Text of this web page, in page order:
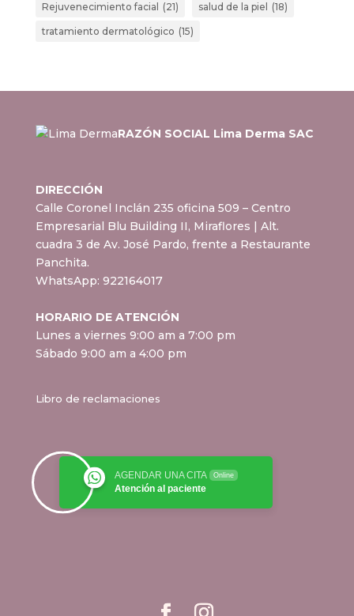
Rejuvenecimiento facial (21) salud de la piel (18)
tratamiento dermatológico (15)
RAZÓN SOCIAL Lima Derma SAC
DIRECCIÓN
Calle Coronel Inclán 235 oficina 509 – Centro
Empresarial Blu Building II, Miraflores | Alt.
cuadra 3 de Av. José Pardo, frente a Restaurante
Panchita.
WhatsApp: 922164017
HORARIO DE ATENCIÓN
Lunes a viernes 9:00 am a 7:00 pm
Sábado 9:00 am a 4:00 pm
Libro de reclamaciones
AGENDAR UNA CITA Online
Atención al paciente